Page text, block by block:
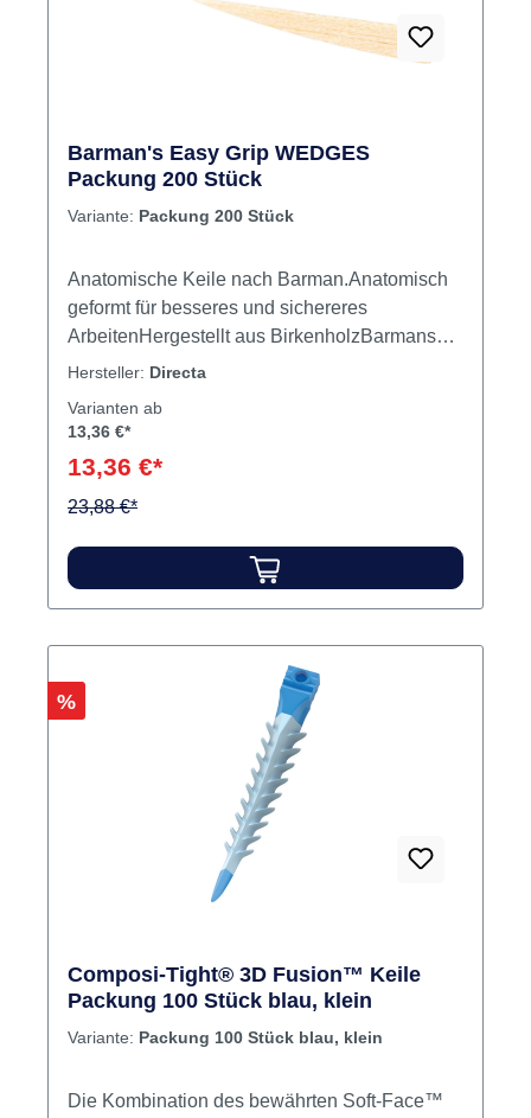
Barman's Easy Grip WEDGES
Packung 200 Stück
Variante: Packung 200 Stück
Anatomische Keile nach Barman.Anatomisch
geformt für besseres und sichereres
ArbeitenHergestellt aus BirkenholzBarmans
Keile mit ergonomischem GriffForm der Seiten
Ausführung sorgt für festen Halt und einfaches,
Hersteller: Directa
Varianten ab
13,36 €*
13,36 €*
23,88 €*
Rabatt
%
Composi-Tight® 3D Fusion™ Keile
Packung 100 Stück blau, klein
Variante: Packung 100 Stück blau, klein
Die Kombination des bewährten Soft-Face™